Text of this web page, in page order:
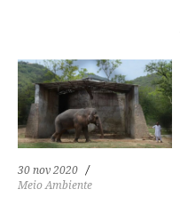
30 nov 2020
Meio Ambiente